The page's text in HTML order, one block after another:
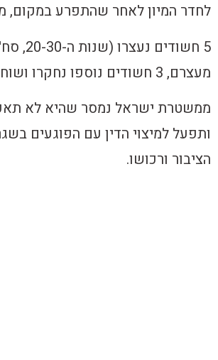
לחדר המיון לאחר שהתפרע
5
מעצרם, 3 חשודים נוספו נחקרו ושוחררו בתנאים מגבילים.
ממשטרת ישראל נמסר שהיא לא
ותפעל למיצוי הדין עם הפוגעים
הציבור ורכושו.